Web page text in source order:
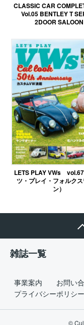
CLASSIC CAR
Vol.05 BENTLEY T
2DOOR SALOON
LETS PLAY VWs
ツ・プレイ・フォルク
ン）
雑誌一覧
事業案内 お問い
プライバシーポリシー
©